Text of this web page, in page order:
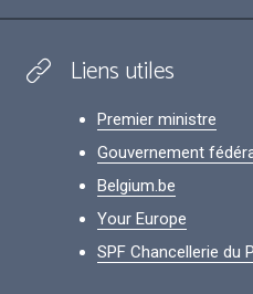
Liens utiles
Premier ministre
Gouvernement
Belgium.be
Your Europe
SPF Chancellerie du